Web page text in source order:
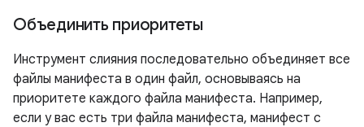
Объединить приоритеты
Инструмент слияния последовательно объединяет все
файлы манифеста в один файл, основываясь на
приоритете каждого файла манифеста. Например,
если у вас есть три файла манифеста, манифест с